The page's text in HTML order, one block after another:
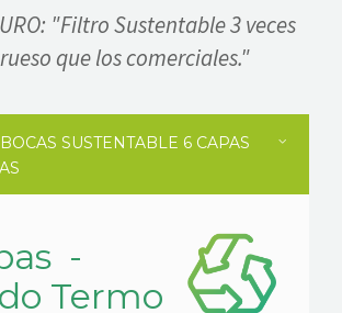
"Filtro Sustentable 3 veces
que los comerciales."
SUSTENTABLE 6 CAPAS
-
Termo